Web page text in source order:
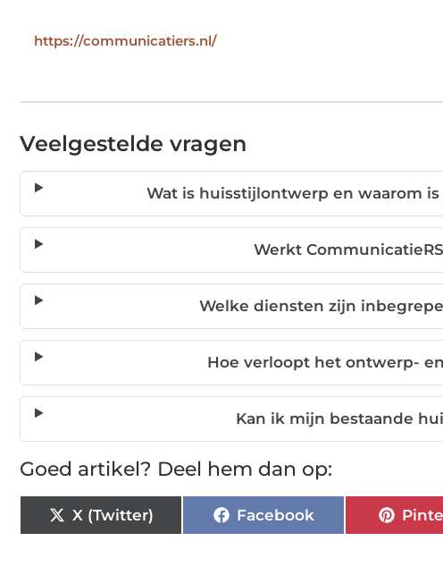
https://communicatiers.nl/
Veelgestelde vragen
Wat is huisstijlontwerp en waarom
Werkt
Welke diensten zijn
Hoe verloopt het ontwerp-
Kan ik mijn bestaande
Goed artikel? Deel hem dan op:
X (Twitter) Facebook